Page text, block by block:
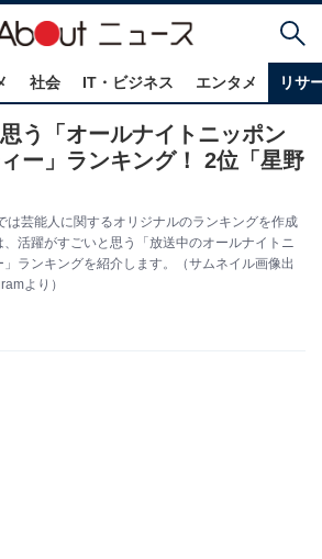
社会 IT・ビジネス エンタメ リサ
う「オールナイトニッポン
ー」ランキング！ 2位「星野
は芸能人に関するオリジナルのランキングを作成
活躍がすごいと思う「放送中のオールナイトニ
ランキングを紹介します。（サムネイル画像出
より）